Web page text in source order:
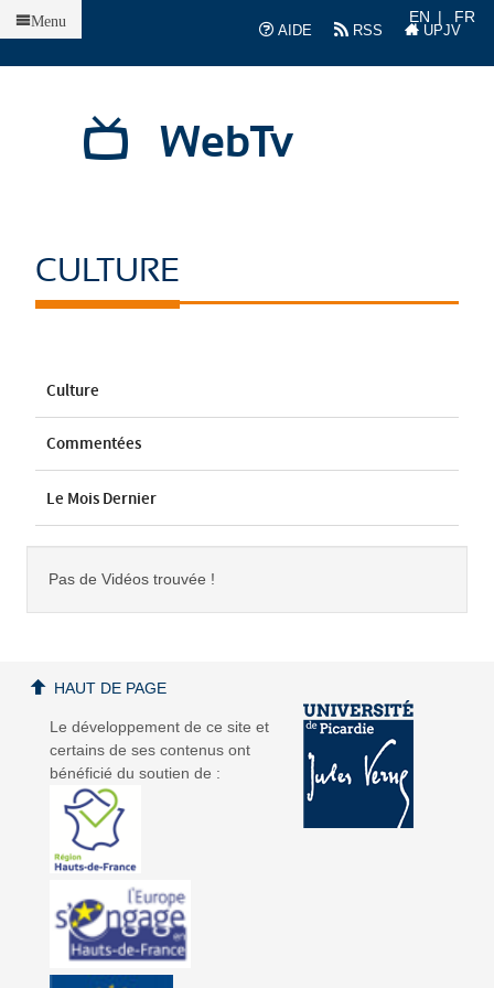
AIDE
RSS UPJV
EN FR
WebTv
Menu
CULTURE
Culture
Commentées
Le Mois Dernier
Pas de Vidéos trouvée !
Le développement de ce site et
certains de ses contenus ont
bénéficié du soutien de :
HAUT DE PAGE